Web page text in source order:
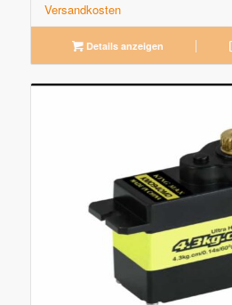
Versandkosten
Details anzeigen